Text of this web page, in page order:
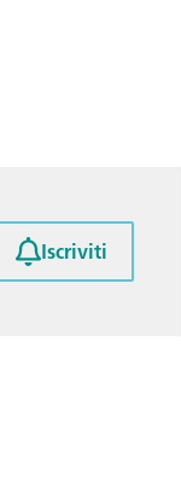
Iscriviti